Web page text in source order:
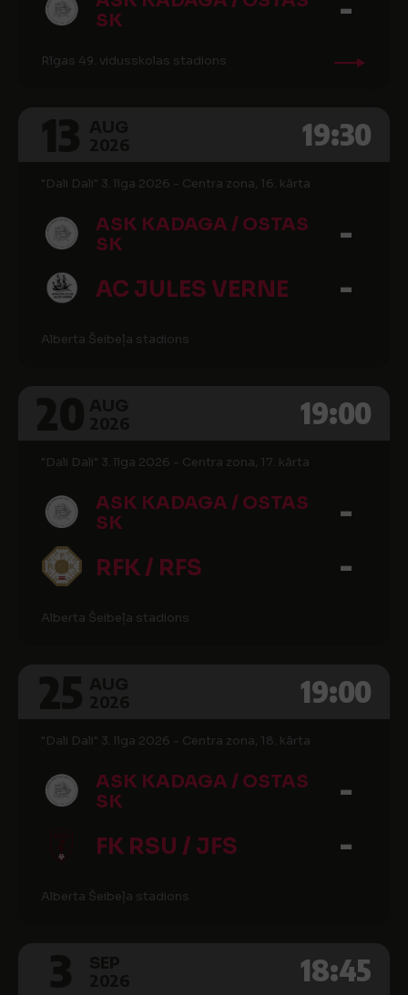
SK
Rīgas 49. vidusskolas stadions
19:30
"Dali Dali" 3. līga 2026 - Centra zona, 16. kārta
ASK KADAGA / OSTAS
SK
-
AC JULES VERNE -
Alberta Šeibeļa stadions
19:00
"Dali Dali" 3. līga 2026 - Centra zona, 17. kārta
ASK KADAGA / OSTAS
SK
-
RFK / RFS -
Alberta Šeibeļa stadions
19:00
"Dali Dali" 3. līga 2026 - Centra zona, 18. kārta
ASK KADAGA / OSTAS
SK
-
FK RSU / JFS -
Alberta Šeibeļa stadions
18:45